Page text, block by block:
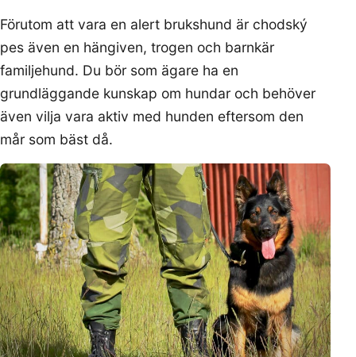
Förutom att vara en alert brukshund är chodský
pes även en hängiven, trogen och barnkär
familjehund. Du bör som ägare ha en
grundläggande kunskap om hundar och behöver
även vilja vara aktiv med hunden eftersom den
mår som bäst då.